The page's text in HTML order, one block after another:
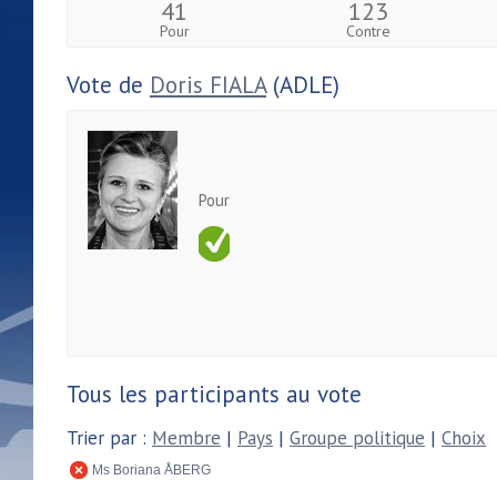
41
Pour
123
Contre
Vote de Doris FIALA(ADLE)
Pour
Tous les participants au vote
Trier par : Membre | Pays | Groupe politique | Choix
Ms Boriana ÅBERG